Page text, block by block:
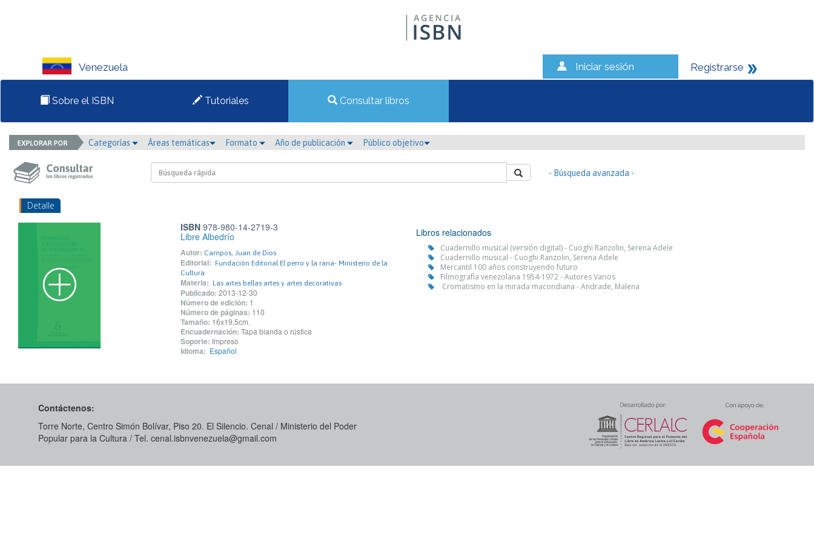
Venezuela Iniciar sesión Registrarse
Sobre el ISBN Tutoriales Consultar libros
Categorías Áreas temáticas Formato Año de publicación Público objetivo
- Búsqueda avanzada -
Detalle
ISBN978-980-14-2719-3
Libre Albedrío
Autor: Campos, Juan de Dios
Editorial: Fundación Editorial El perro y la rana- Ministerio de la
Cultura
Materia: Las artes bellas artes y artes decorativas
Publicado: 2013-12-30
Número de edición: 1
Número de páginas: 110
Tamaño: 16x19,5cm.
Encuadernación: Tapa blanda o rústica
Soporte: Impreso
Idioma: Español
Libros relacionados
Cuadernillo musical (versión digital) - Cuoghi Ranzolin, Serena Adele
Cuadernillo musical - Cuoghi Ranzolin, Serena Adele
Mercantil 100 años construyendo futuro
Filmografía venezolana 1954-1972 - Autores Varios
Cromatismo en la mirada macondiana - Andrade, Malena
Contáctenos:
Torre Norte, Centro Simón Bolívar, Piso 20. El Silencio. Cenal / Ministerio del Poder
Popular para la Cultura / Tel. cenal.isbnvenezuela@gmail.com